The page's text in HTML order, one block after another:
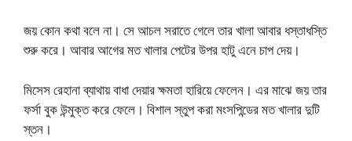
জয় কোন কথা বলে না। সে আচল সরাতে গেলে তার খালা আবার ধস্তাধস্তি
শুরু করে। আবার আগের মত খালার পেটের উপর হাটু এনে চাপ দেয়।
মিসেস রেহানা ব্যাথায় বাধা দেয়ার ক্ষমতা হারিয়ে ফেলেন। এর মাঝে জয় তার
ফর্সা বুক উন্মুক্ত করে ফেলে। বিশাল স্তুপ করা মংসপিন্ডের মত খালার দুটি
স্তন।